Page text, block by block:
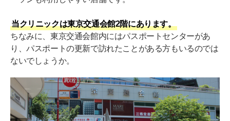
当クリニックは東京交通会館2階にあります。
ちなみに、東京交通会館内にはパスポートセンターがあ
り、パスポートの更新で訪れたことがある方もいるのでは
ないでしょうか。